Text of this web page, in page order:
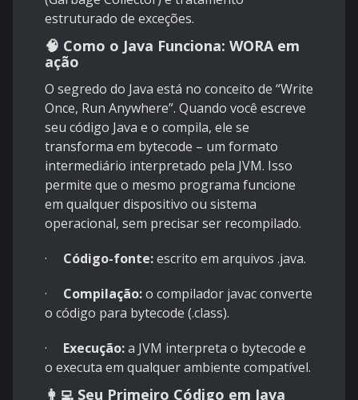
estruturado de exceções.
🧠 Como o Java Funciona: WORA em
ação
O segredo do Java está no conceito de “Write
Once, Run Anywhere”. Quando você escreve
seu código Java e o compila, ele se
transforma em bytecode – um formato
intermediário interpretado pela JVM. Isso
permite que o mesmo programa funcione
em qualquer dispositivo ou sistema
operacional, sem precisar ser recompilado.
· Código-fonte:escrito em arquivos .java.
· Compilação:o compilador javac converte
o código para bytecode (.class).
· Execução:a JVM interpreta o bytecode e
o executa em qualquer ambiente compatível.
👩‍💻 Seu Primeiro Código em Java